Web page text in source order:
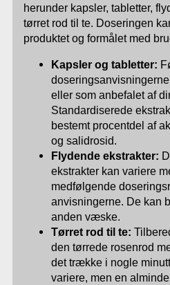
herunder kapsler, tabletter,
tørret rod til te. Doseringen
produktet og formålet med
Kapsler og tabletter:
eller som anbefalet af
Standardiserede
bestemt procentdel af
og salidrosid.
Flydende ekstrakter:
ekstrakter kan variere
medfølgende
anvisningerne. De kan
anden væske.
Tørret rod til te:
den tørrede rosenrod
det trække i nogle
variere, men en